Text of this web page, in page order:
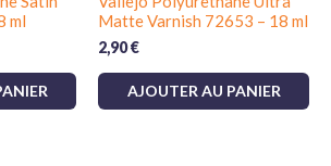
ml
Matte Varnish 72653 – 18 ml
2,90€
AJOUTER AU PANIER